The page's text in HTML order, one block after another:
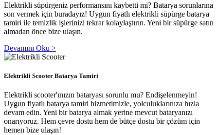
Elektrikli süpürgeniz performansını kaybetti mi? Batarya sorunlarına
son vermek için buradayız! Uygun fiyatlı elektrikli süpürge batarya
tamiri ile temizlik işlerinizi tekrar kolaylaştırın. Yeni bir süpürge satın
almadan önce bize ulaşın.
Devamını Oku >
Elektrikli Scooter Batarya Tamiri
Elektrikli scooter'ınızın bataryası sorunlu mu? Endişelenmeyin!
Uygun fiyatlı batarya tamiri hizmetimizle, yolculuklarınıza hızla
devam edin. Yeni bir batarya almak yerine mevcut bataryanızı
onarıyoruz. Hem çevre dostu hem de bütçe dostu bir çözüm için
hemen bize ulaşın!